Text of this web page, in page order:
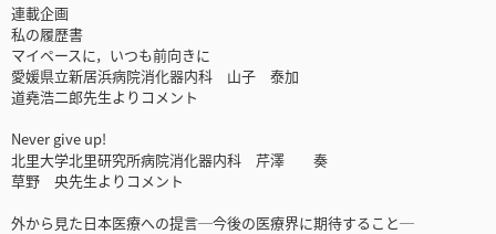
連載企画
私の履歴書
マイペースに，いつも前向きに
愛媛県立新居浜病院消化器内科 山子 泰加
道堯浩二郎先生よりコメント
Never give up!
北里大学北里研究所病院消化器内科 芹澤 奏
草野 央先生よりコメント
外から見た日本医療への提言─今後の医療界に期待すること─